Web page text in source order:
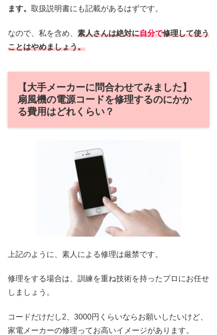
ます。 取扱説明書にも記載があるはずです。
なので、私を含め、 素人さんは絶対に自分で修理して使う
ことはやめましょう。
【大手メーカーに問合わせてみました】
扇風機の電源コードを修理するのにかか
る費用はどれくらい？
上記のように、素人による修理は厳禁です。
修理をする場合は、訓練を重ね技術を持ったプロにお任せ
しましょう。
コードだけだし2、3000円くらいならお願いしたいけど、
家電メーカーの修理ってお高いイメージがあります。